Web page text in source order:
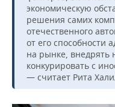
экономическую
решения самих
отечественного
от его способности
на рынке, внедрять
конкурировать с
— считает Рита